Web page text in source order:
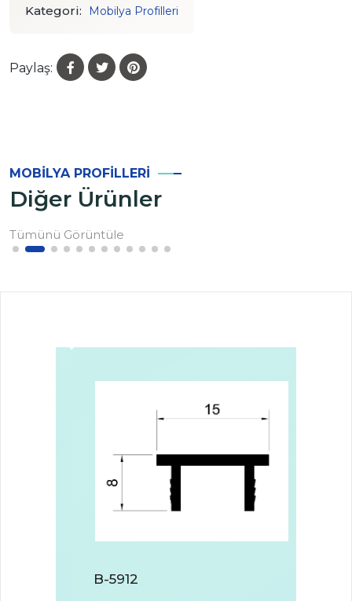
Kategori: Mobilya Profilleri
Paylaş:
MOBILYA PROFILLERI
Diğer Ürünler
Tümünü Görüntüle
B-5912